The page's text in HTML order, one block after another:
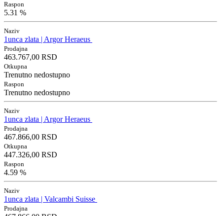
Raspon
5.31 %
Naziv
1unca zlata | Argor Heraeus
Prodajna
463.767,00 RSD
Otkupna
Trenutno nedostupno
Raspon
Trenutno nedostupno
Naziv
1unca zlata | Argor Heraeus
Prodajna
467.866,00 RSD
Otkupna
447.326,00 RSD
Raspon
4.59 %
Naziv
1unca zlata | Valcambi Suisse
Prodajna